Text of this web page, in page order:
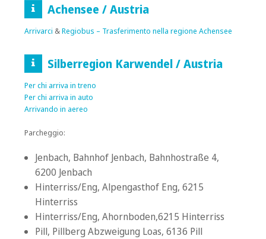
Achensee / Austria
Arrivarci &Regiobus – Trasferimento nella regione Achensee
Silberregion Karwendel / Austria
Per chi arriva in treno
Per chi arriva in auto
Arrivando in aereo
Parcheggio:
Jenbach, Bahnhof Jenbach, Bahnhostraße 4,
6200 Jenbach
Hinterriss/Eng, Alpengasthof Eng, 6215
Hinterriss
Hinterriss/Eng, Ahornboden,6215 Hinterriss
Pill, Pillberg Abzweigung Loas, 6136 Pill